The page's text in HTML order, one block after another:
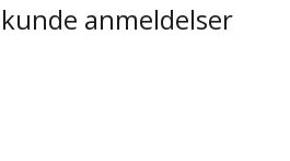
kunde anmeldelser